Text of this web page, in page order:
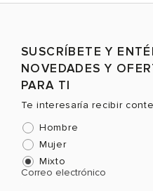
XL
Color
VER PRODUCTO
SUSCRÍBETE Y
NOVEDADES Y
PARA TI
Te interesaría recibir
Hombre
Mujer
Mixto
Correo electrónico